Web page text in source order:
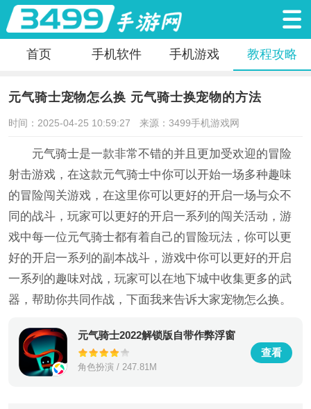
首页 手机软件 手机游戏 教程攻略
元气骑士宠物怎么换 元气骑士换宠物的方法
时间：2025-04-25 10:59:27 来源：3499手机游戏网
元气骑士是一款非常不错的并且更加受欢迎的冒险
射击游戏，在这款元气骑士中你可以开始一场多种趣味
的冒险闯关游戏，在这里你可以更好的开启一场与众不
同的战斗，玩家可以更好的开启一系列的闯关活动，游
戏中每一位元气骑士都有着自己的冒险玩法，你可以更
好的开启一系列的副本战斗，游戏中你可以更好的开启
一系列的趣味对战，玩家可以在地下城中收集更多的武
器，帮助你共同作战，下面我来告诉大家宠物怎么换。
元气骑士2022解锁版自带作弊浮窗
角色扮演 / 247.81M
查看